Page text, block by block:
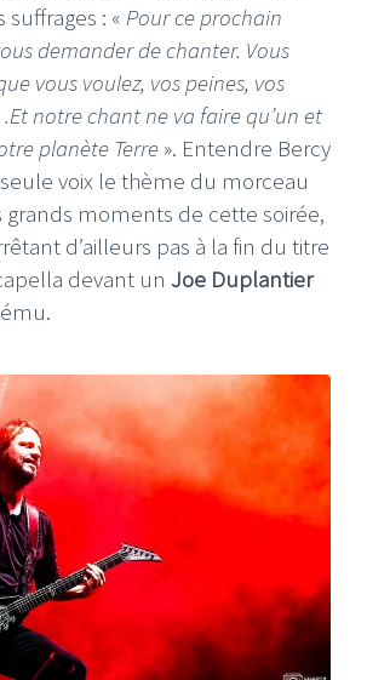
: « Pour ce prochain
demander de chanter. Vous
vous voulez, vos peines, vos
notre chant ne va faire qu’un et
planète Terre ». Entendre Bercy
voix le thème du morceau
grands moments de cette soirée,
d’ailleurs pas à la fin du titre
devant un Joe Duplantier